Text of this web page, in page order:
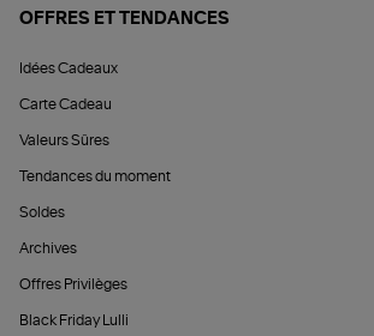
OFFRES ET TENDANCES
Idées Cadeaux
Carte Cadeau
Valeurs Sûres
Tendances du moment
Soldes
Archives
Offres Privilèges
Black Friday Lulli